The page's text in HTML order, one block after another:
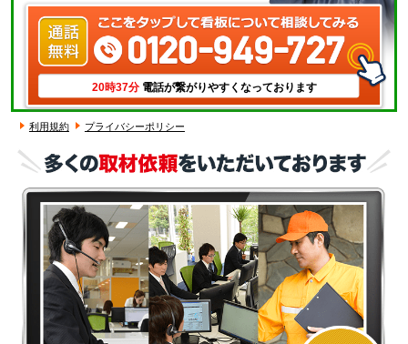
20時37分電話が繋がりやすくなっております
利用規約 プライバシーポリシー